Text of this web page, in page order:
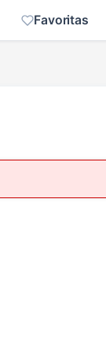
Favoritas